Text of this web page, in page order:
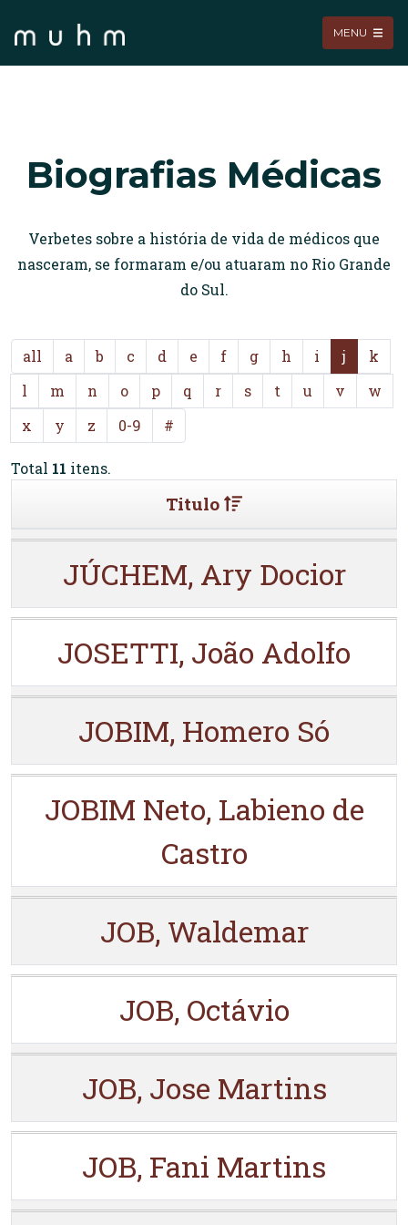
MENU
Biografias Médicas
Verbetes sobre a história de vida de médicos que
nasceram, se formaram e/ou atuaram no Rio Grande
do Sul.
all a b c d e f g h i j
k
l
m n o p q r s t u v
w
x
y z 0-9 #
Total 11 itens.
Titulo
JÚCHEM, Ary Docior
JOSETTI, João Adolfo
JOBIM, Homero Só
JOBIM Neto, Labieno de
Castro
JOB, Waldemar
JOB, Octávio
JOB, Jose Martins
JOB, Fani Martins